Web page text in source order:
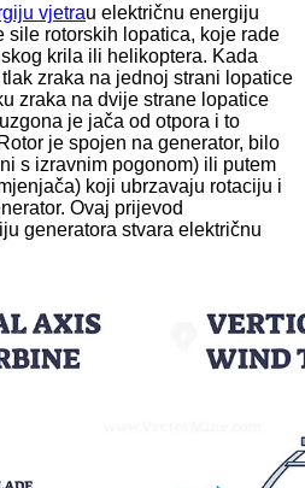
vjetrau električnu energiju
sile rotorskih lopatica, koje rade
krila ili helikoptera. Kada
zraka na jednoj strani lopatice
zraka na dvije strane lopatice
je jača od otpora i to
je spojen na generator, bilo
s izravnim pogonom) ili putem
koji ubrzavaju rotaciju i
Ovaj prijevod
generatora stvara električnu